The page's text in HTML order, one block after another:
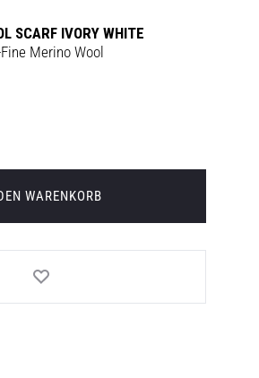
SCARF IVORY WHITE
Merino Wool
WARENKORB